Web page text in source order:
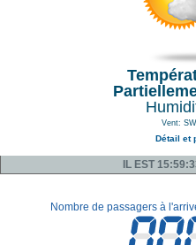
Vent:
Détail et
IL EST
Nombre de passagers à